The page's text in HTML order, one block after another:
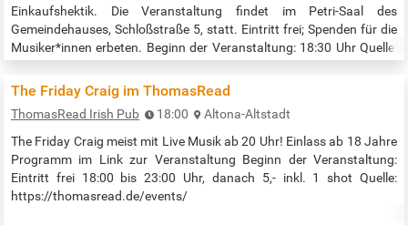
Einkaufshektik. Die Veranstaltung findet im Petri-Saal des
Gemeindehauses, Schloßstraße 5, statt. Eintritt frei; Spenden für die
Musiker*innen erbeten. Beginn der Veranstaltung: 18:30 Uhr Quelle:
innehalten
The Friday Craig im ThomasRead
ThomasRead Irish Pub 18:00
Altona-Altstadt
The Friday Craig meist mit Live Musik ab 20 Uhr! Einlass ab 18 Jahre
Programm im Link zur Veranstaltung Beginn der Veranstaltung:
Eintritt frei 18:00 bis 23:00 Uhr, danach 5,- inkl. 1 shot Quelle:
https://thomasread.de/events/